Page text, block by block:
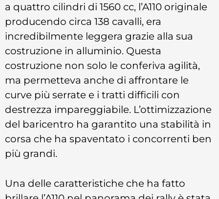
a quattro cilindri di 1560 cc, l’A110 originale
producendo circa 138 cavalli, era
incredibilmente leggera grazie alla sua
costruzione in alluminio. Questa
costruzione non solo le conferiva agilità,
ma permetteva anche di affrontare le
curve più serrate e i tratti difficili con
destrezza impareggiabile. L’ottimizzazione
del baricentro ha garantito una stabilità in
corsa che ha spaventato i concorrenti ben
più grandi.
Una delle caratteristiche che ha fatto